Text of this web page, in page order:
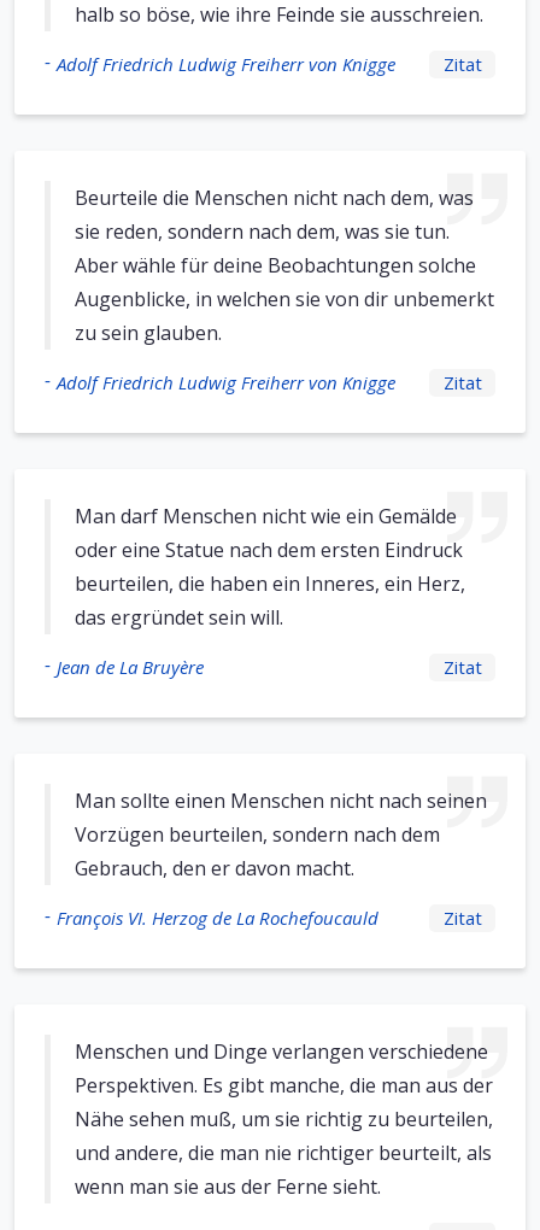
halb so böse, wie ihre Feinde sie ausschreien.
- Adolf Friedrich Ludwig Freiherr von Knigge Zitat
Beurteile die Menschen nicht nach dem, was
sie reden, sondern nach dem, was sie tun.
Aber wähle für deine Beobachtungen solche
Augenblicke, in welchen sie von dir unbemerkt
zu sein glauben.
- Adolf Friedrich Ludwig Freiherr von Knigge Zitat
Man darf Menschen nicht wie ein Gemälde
oder eine Statue nach dem ersten Eindruck
beurteilen, die haben ein Inneres, ein Herz,
das ergründet sein will.
- Jean de La Bruyère Zitat
Man sollte einen Menschen nicht nach seinen
Vorzügen beurteilen, sondern nach dem
Gebrauch, den er davon macht.
- François VI. Herzog de La Rochefoucauld Zitat
Menschen und Dinge verlangen verschiedene
Perspektiven. Es gibt manche, die man aus der
Nähe sehen muß, um sie richtig zu beurteilen,
und andere, die man nie richtiger beurteilt, als
wenn man sie aus der Ferne sieht.